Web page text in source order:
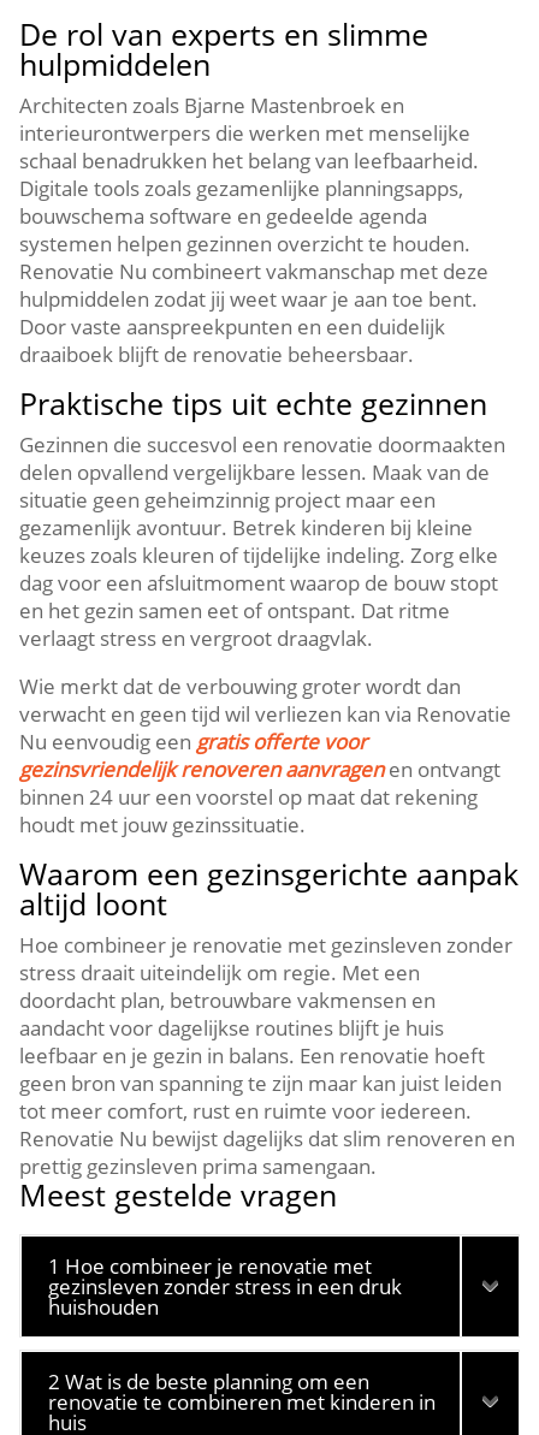
De rol van experts en slimme
hulpmiddelen
Architecten zoals Bjarne Mastenbroek en
interieurontwerpers die werken met menselijke
schaal benadrukken het belang van leefbaarheid.​
Digitale tools zoals gezamenlijke planningsapps,
bouwschema software en gedeelde agenda
systemen helpen gezinnen overzicht te houden.​
Renovatie Nu combineert vakmanschap met deze
hulpmiddelen zodat jij weet waar je aan toe bent.​
Door vaste aanspreekpunten en een duidelijk
draaiboek blijft de renovatie beheersbaar.​
Praktische tips uit echte gezinnen
Gezinnen die succesvol een renovatie doormaakten
delen opvallend vergelijkbare lessen.​ Maak van de
situatie geen geheimzinnig project maar een
gezamenlijk avontuur.​ Betrek kinderen bij kleine
keuzes zoals kleuren of tijdelijke indeling.​ Zorg elke
dag voor een afsluitmoment waarop de bouw stopt
en het gezin samen eet of ontspant.​ Dat ritme
verlaagt stress en vergroot draagvlak.​
Wie merkt dat de verbouwing groter wordt dan
verwacht en geen tijd wil verliezen kan via Renovatie
Nu eenvoudig een gratis offerte voor
gezinsvriendelijk renoveren aanvragenen ontvangt
binnen 24 uur een voorstel op maat dat rekening
houdt met jouw gezinssituatie.​
Waarom een gezinsgerichte aanpak
altijd loont
Hoe combineer je renovatie met gezinsleven zonder
stress draait uiteindelijk om regie.​ Met een
doordacht plan, betrouwbare vakmensen en
aandacht voor dagelijkse routines blijft je huis
leefbaar en je gezin in balans.​ Een renovatie hoeft
geen bron van spanning te zijn maar kan juist leiden
tot meer comfort, rust en ruimte voor iedereen.​
Renovatie Nu bewijst dagelijks dat slim renoveren en
prettig gezinsleven prima samengaan.​
Meest gestelde vragen
1 Hoe combineer je renovatie met
gezinsleven zonder stress in een druk
huishouden
2 Wat is de beste planning om een
renovatie te combineren met kinderen in
huis